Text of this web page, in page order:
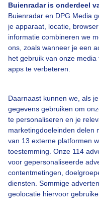
Buienradar is onderdeel
Buienradar en DPG Media
je apparaat, locatie,
informatie combineren we
ons, zoals wanneer je een
het gebruik van onze
apps te verbeteren.
Daarnaast kunnen we, als
gegevens gebruiken om
te personaliseren en je
marketingdoeleinden delen
van 13 externe platformen
toestemming. Onze 114
voor gepersonaliseerde
contentmetingen,
diensten. Sommige
geolocatie hiervoor
Zonnig_doorkijkje
Bekijk slideshow
Een